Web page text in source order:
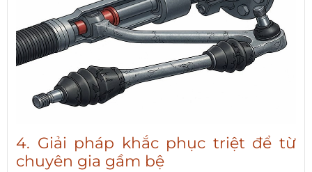
4. Giải pháp khắc phục triệt để từ
chuyên gia gầm bệ